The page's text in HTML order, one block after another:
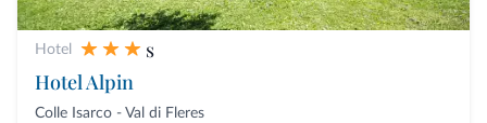
Hotel
s
Hotel Alpin
Colle Isarco - Val di Fleres